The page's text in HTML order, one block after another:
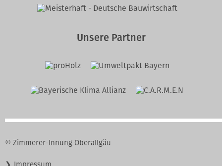
Unsere Partner
© Zimmerer-Innung Oberallgäu
Navigation